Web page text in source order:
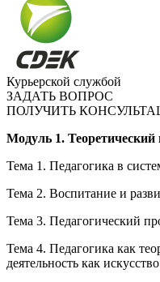
Курьерской службой
ЗАДАТЬ ВОПРОС
ПОЛУЧИТЬ
Модуль 1. Теоретический
Тема 1. Педагогика в
Тема 2. Воспитание и
Тема 3. Педагогический
Тема 4. Педагогика как
деятельность как искусство